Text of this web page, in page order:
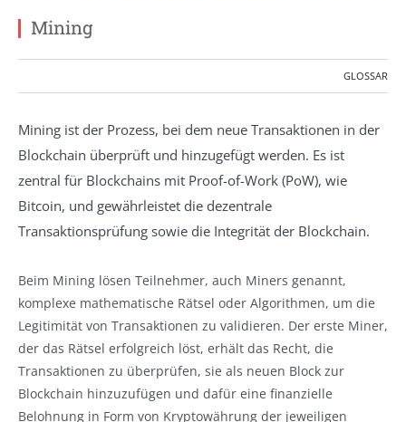
Mining
GLOSSAR
Mining ist der Prozess, bei dem neue Transaktionen in der
Blockchain überprüft und hinzugefügt werden. Es ist
zentral für Blockchains mit Proof-of-Work (PoW), wie
Bitcoin, und gewährleistet die dezentrale
Transaktionsprüfung sowie die Integrität der Blockchain.
Beim Mining lösen Teilnehmer, auch Miners genannt,
komplexe mathematische Rätsel oder Algorithmen, um die
Legitimität von Transaktionen zu validieren. Der erste Miner,
der das Rätsel erfolgreich löst, erhält das Recht, die
Transaktionen zu überprüfen, sie als neuen Block zur
Blockchain hinzuzufügen und dafür eine finanzielle
Belohnung in Form von Kryptowährung der jeweiligen